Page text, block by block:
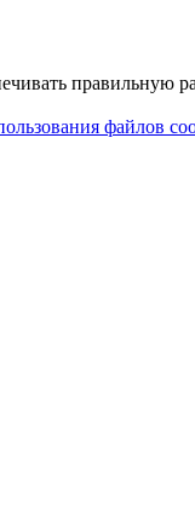
правильную
файлов